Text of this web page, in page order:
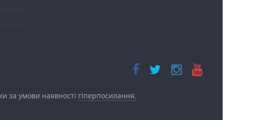
за умови наявності гіперпосилання.